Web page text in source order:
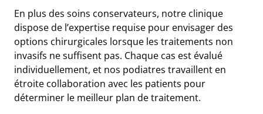
En plus des soins conservateurs, notre clinique
dispose de l’expertise requise pour envisager des
options chirurgicales lorsque les traitements non
invasifs ne suffisent pas. Chaque cas est évalué
individuellement, et nos podiatres travaillent en
étroite collaboration avec les patients pour
déterminer le meilleur plan de traitement.